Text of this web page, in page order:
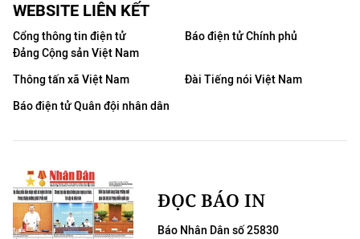
WEBSITE LIÊN KẾT
Cổng thông tin điện tử
Đảng Cộng sản Việt Nam
Báo điện tử Chính phủ
Thông tấn xã Việt Nam
Đài Tiếng nói Việt Nam
Báo điện tử Quân đội nhân dân
ĐỌC BÁO IN
Báo Nhân Dân số 25830